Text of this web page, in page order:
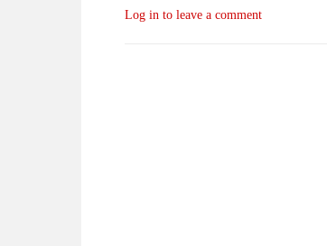
Log in to leave a comment